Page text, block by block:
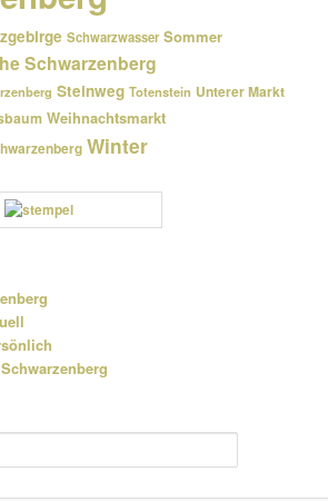
Schwarzwasser Sommer
Schwarzenberg
Steinweg Totenstein Unterer Markt
Weihnachtsmarkt
Winter